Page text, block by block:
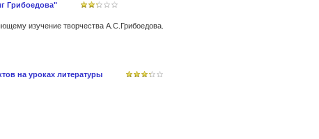
Грибоедова"
изучение творчества А.С.Грибоедова.
на уроках литературы